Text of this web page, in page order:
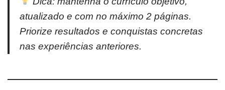
atualizado e com no máximo 2 páginas.
Priorize resultados e conquistas concretas
nas experiências anteriores.